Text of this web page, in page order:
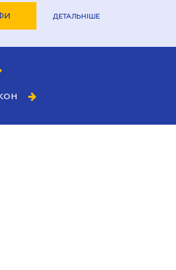
ДЕТАЛЬНІШЕ